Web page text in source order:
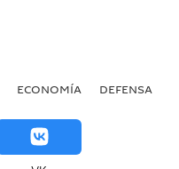
ECONOMÍA DEFENSA